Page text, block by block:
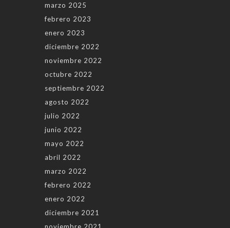
marzo 2025
febrero 2023
enero 2023
diciembre 2022
noviembre 2022
octubre 2022
septiembre 2022
agosto 2022
julio 2022
junio 2022
mayo 2022
abril 2022
marzo 2022
febrero 2022
enero 2022
diciembre 2021
noviembre 2021